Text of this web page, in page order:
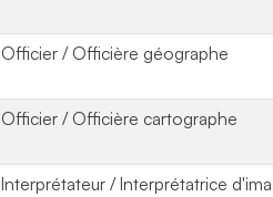
Officier / Officière géographe
Officier / Officière cartographe
Interprétateur / Interprétatrice